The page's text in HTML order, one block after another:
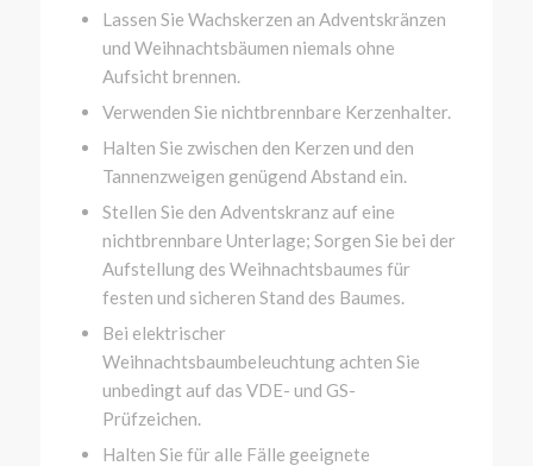
Lassen Sie Wachskerzen an Adventskränzen
und Weihnachtsbäumen niemals ohne
Aufsicht brennen.
Verwenden Sie nichtbrennbare Kerzenhalter.
Halten Sie zwischen den Kerzen und den
Tannenzweigen genügend Abstand ein.
Stellen Sie den Adventskranz auf eine
nichtbrennbare Unterlage; Sorgen Sie bei der
Aufstellung des Weihnachtsbaumes für
festen und sicheren Stand des Baumes.
Bei elektrischer
Weihnachtsbaumbeleuchtung achten Sie
unbedingt auf das VDE- und GS-
Prüfzeichen.
Halten Sie für alle Fälle geeignete